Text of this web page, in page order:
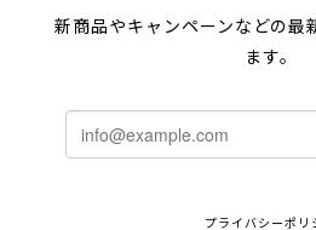
新商品やキャンペーンなどの最
ます。
プライバシーポリ